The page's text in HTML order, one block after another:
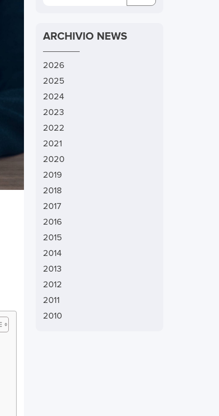
ARCHIVIO NEWS
2026
2025
2024
2023
2022
2021
2020
2019
2018
2017
2016
2015
2014
2013
2012
2011
2010